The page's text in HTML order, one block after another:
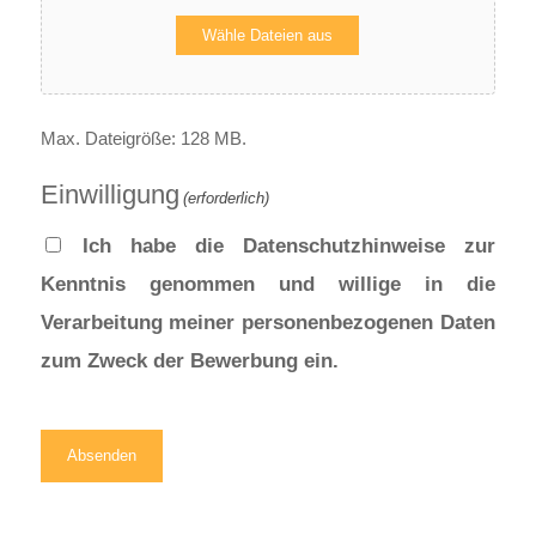
Wähle Dateien aus
Max. Dateigröße: 128 MB.
Einwilligung (erforderlich)
Ich habe die Datenschutzhinweise zur
Kenntnis genommen und willige in die
Verarbeitung meiner personenbezogenen Daten
zum Zweck der Bewerbung ein.